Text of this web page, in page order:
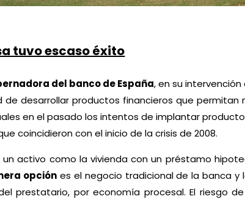
tuvo escaso éxito
del banco de España, en su
de desarrollar productos financieros que
en el pasado los intentos de implantar
coincidieron con el inicio de la crisis de 2008.
activo como la vivienda con un préstamo
opciónes el negocio tradicional de la banca y
prestatario, por economía procesal. El riesgo